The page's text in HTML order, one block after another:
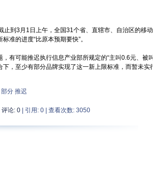
到3月1日上午，全国31个省、直辖市、自治区的移
准的进度“比原本预期要快”。
有可能推迟执行信息产业部所规定的“主叫0.6元、被
，至少有部分品牌实现了这一新上限标准，而暂未实
部分 推迟
评论: 0| 引用: 0 | 查看次数: 3050